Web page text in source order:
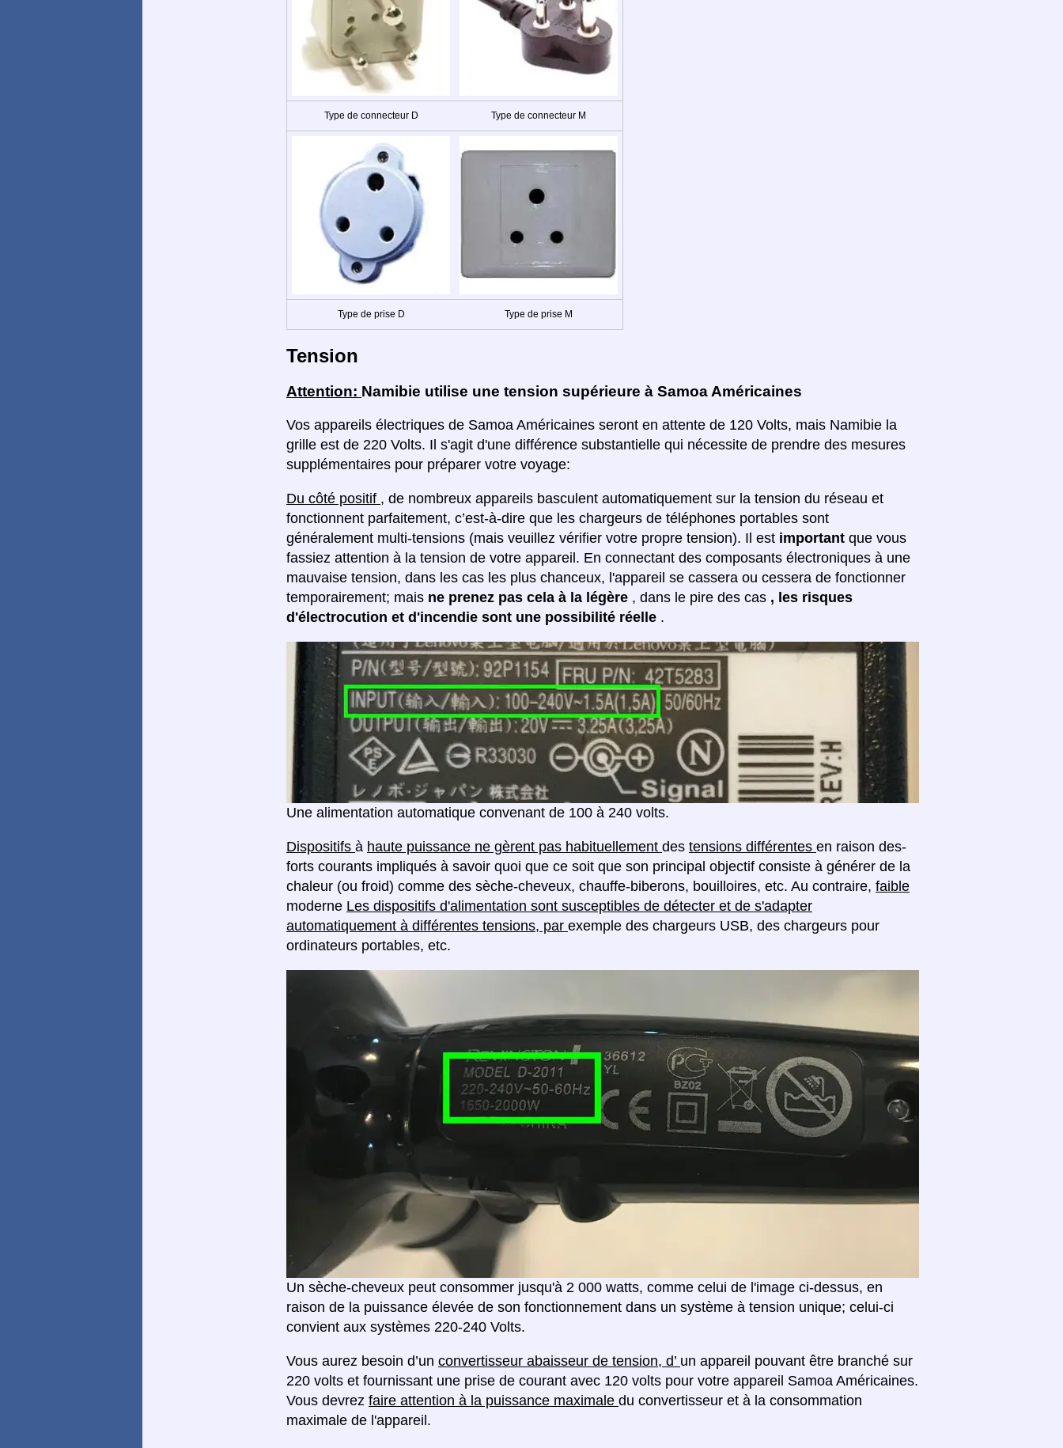
Type de connecteur D Type de connecteur M
Type de prise D Type de prise M
Tension
Attention: Namibie utilise une tension supérieure à Samoa Américaines
Vos appareils électriques de Samoa Américaines seront en attente de 120 Volts, mais Namibie la
grille est de 220 Volts. Il s'agit d'une différence substantielle qui nécessite de prendre des mesures
supplémentaires pour préparer votre voyage:
Du côté positif , de nombreux appareils basculent automatiquement sur la tension du réseau et
fonctionnent parfaitement, c’est-à-dire que les chargeurs de téléphones portables sont
généralement multi-tensions (mais veuillez vérifier votre propre tension). Il est important que vous
fassiez attention à la tension de votre appareil. En connectant des composants électroniques à une
mauvaise tension, dans les cas les plus chanceux, l'appareil se cassera ou cessera de fonctionner
temporairement; mais ne prenez pas cela à la légère , dans le pire des cas , les risques
d'électrocution et d'incendie sont une possibilité réelle .
Une alimentation automatique convenant de 100 à 240 volts.
Dispositifs à haute puissance ne gèrent pas habituellement des tensions différentes en raison des-
forts courants impliqués à savoir quoi que ce soit que son principal objectif consiste à générer de la
chaleur (ou froid) comme des sèche-cheveux, chauffe-biberons, bouilloires, etc. Au contraire, faible
moderne Les dispositifs d'alimentation sont susceptibles de détecter et de s'adapter
automatiquement à différentes tensions, par exemple des chargeurs USB, des chargeurs pour
ordinateurs portables, etc.
Un sèche-cheveux peut consommer jusqu'à 2 000 watts, comme celui de l'image ci-dessus, en
raison de la puissance élevée de son fonctionnement dans un système à tension unique; celui-ci
convient aux systèmes 220-240 Volts.
Vous aurez besoin d’un convertisseur abaisseur de tension, d’ un appareil pouvant être branché sur
220 volts et fournissant une prise de courant avec 120 volts pour votre appareil Samoa Américaines.
Vous devrez faire attention à la puissance maximale du convertisseur et à la consommation
maximale de l'appareil.